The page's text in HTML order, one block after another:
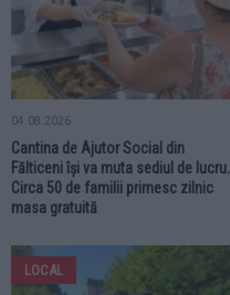
04.08.2026
Cantina de Ajutor Social din
Fălticeni își va muta sediul de lucru.
Circa 50 de familii primesc zilnic
masa gratuită
LOCAL